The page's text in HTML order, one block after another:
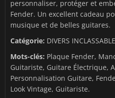
personnaliser, protéger et
Fender. Un excellent cadeau
musique et de belles guitares.
Catégorie: DIVERS INCLASSABLE
Mots-clés: Plaque Fender,
Guitariste, Guitare Électrique,
Personnalisation Guitare,
Look Vintage, Guitariste.